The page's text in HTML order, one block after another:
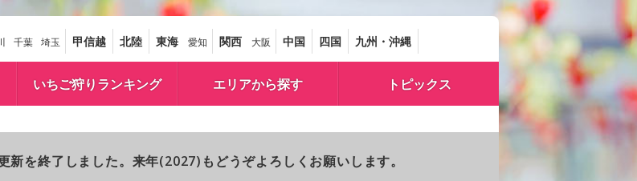
千葉 埼玉 甲信越 北陸 東海 愛知 関西 大阪 中国 四国 九州・沖縄
いちご狩りランキング エリアから探す トピックス
新を終了しました。来年(2027)もどうぞよろしくお願いします。